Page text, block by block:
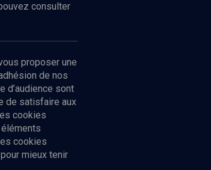
consulter
proposer une
de nos
d’audience sont
de satisfaire aux
cookies
cookies
mieux tenir